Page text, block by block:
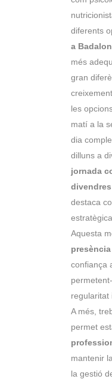
diferents
a
més
gran
les
matí a la
dia
dilluns a
jornada
destaca
Aquesta
confiança
regularitat
A més,
permet
mantenir
la gestió